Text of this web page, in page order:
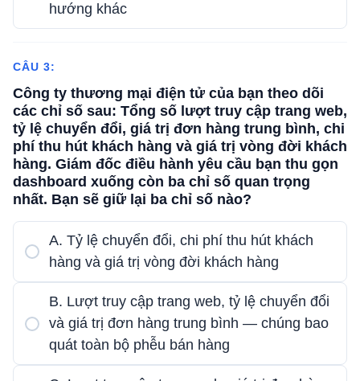
hướng khác
CÂU 3:
Công ty thương mại điện tử của bạn theo dõi
các chỉ số sau: Tổng số lượt truy cập trang web,
tỷ lệ chuyển đổi, giá trị đơn hàng trung bình, chi
phí thu hút khách hàng và giá trị vòng đời khách
hàng. Giám đốc điều hành yêu cầu bạn thu gọn
dashboard xuống còn ba chỉ số quan trọng
nhất. Bạn sẽ giữ lại ba chỉ số nào?
A. Tỷ lệ chuyển đổi, chi phí thu hút khách
hàng và giá trị vòng đời khách hàng
B. Lượt truy cập trang web, tỷ lệ chuyển đổi
và giá trị đơn hàng trung bình — chúng bao
quát toàn bộ phễu bán hàng